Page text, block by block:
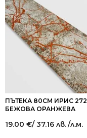
ПЪТЕКА 80СМ ИРИС 272
БЕЖОВА ОРАНЖЕВА
19.00 €/ 37.16 лв./л.м.